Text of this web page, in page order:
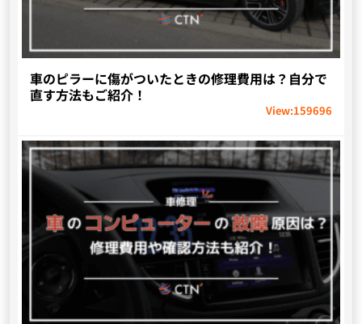
車のピラーに傷がついたときの修理費用は？自分で
直す方法もご紹介！
View:159696